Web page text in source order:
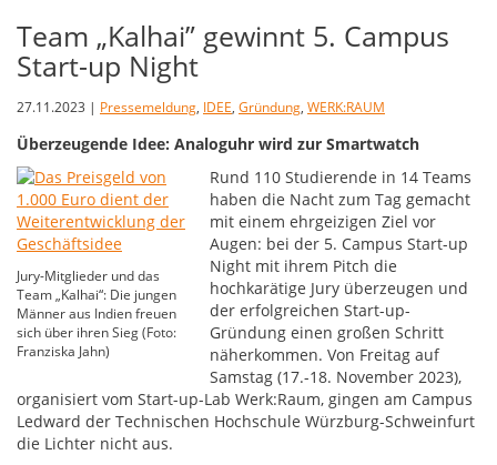
Team „Kalhai” gewinnt 5. Campus
Start-up Night
27.11.2023 | Pressemeldung, IDEE, Gründung, WERK:RAUM
Überzeugende Idee: Analoguhr wird zur Smartwatch
Jury-Mitglieder und das
Team „Kalhai“: Die jungen
Männer aus Indien freuen
sich über ihren Sieg (Foto:
Franziska Jahn)
Rund 110 Studierende in 14 Teams
haben die Nacht zum Tag gemacht
mit einem ehrgeizigen Ziel vor
Augen: bei der 5. Campus Start-up
Night mit ihrem Pitch die
hochkarätige Jury überzeugen und
der erfolgreichen Start-up-
Gründung einen großen Schritt
näherkommen. Von Freitag auf
Samstag (17.-18. November 2023),
organisiert vom Start-up-Lab Werk:Raum, gingen am Campus
Ledward der Technischen Hochschule Würzburg-Schweinfurt
die Lichter nicht aus.